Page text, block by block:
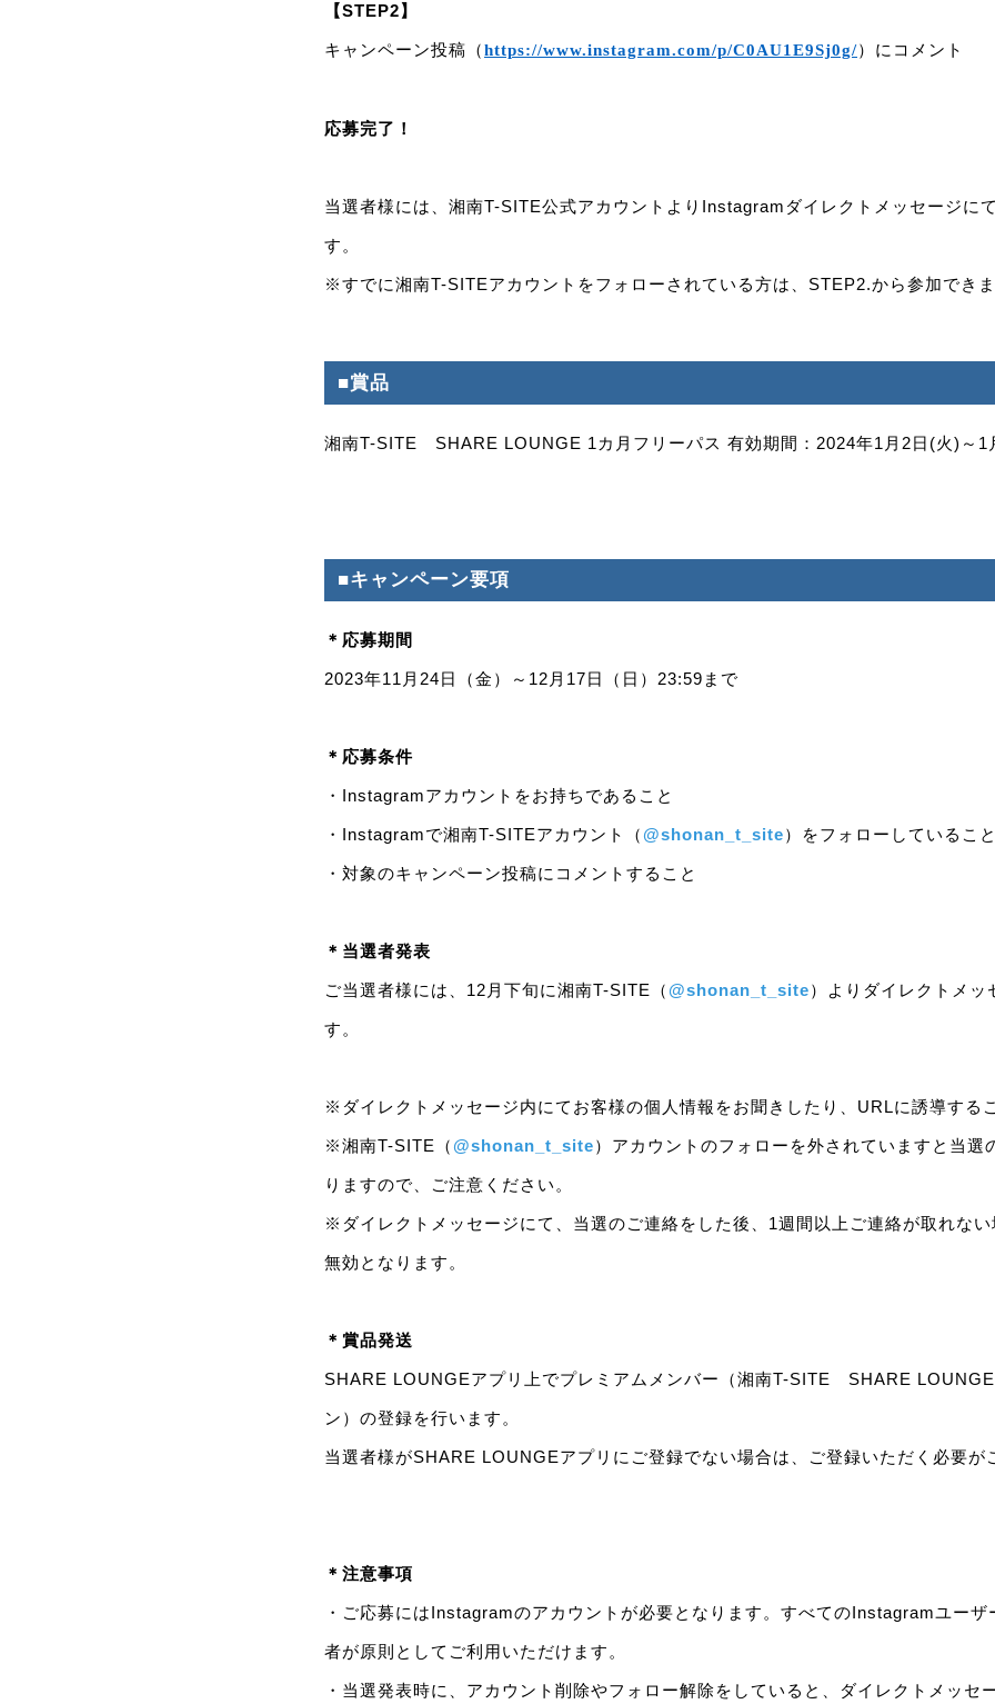
【STEP2】
キャンペーン投稿（https://www.instagram.com/p/C0AU1E9Sj0g/）にコメント
応募完了！
当選者様には、湘南T-SITE公式アカウントよりInstagramダイレクトメッセージに
す。
※すでに湘南T-SITEアカウントをフォローされている方は、STEP2.から参加でき
■賞品
湘南T-SITE SHARE LOUNGE 1カ月フリーパス 有効期間：2024年1月2日(火)～1
■キャンペーン要項
＊応募期間
2023年11月24日（金）～12月17日（日）23:59まで
＊応募条件
・Instagramアカウントをお持ちであること
・Instagramで湘南T-SITEアカウント（ @shonan_t_site）をフォローしていること
・対象のキャンペーン投稿にコメントすること
＊当選者発表
ご当選者様には、12月下旬に湘南T-SITE（ @shonan_t_site）よりダイレクトメッ
す。
※ダイレクトメッセージ内にてお客様の個人情報をお聞きしたり、URLに誘導する
※湘南T-SITE（ @shonan_t_site）アカウントのフォローを外されていますと当選
りますので、ご注意ください。
※ダイレクトメッセージにて、当選のご連絡をした後、1週間以上ご連絡が取れな
無効となります。
＊賞品発送
SHARE LOUNGEアプリ上でプレミアムメンバー（湘南T-SITE SHARE LOUNGE
ン）の登録を行います。
当選者様がSHARE LOUNGEアプリにご登録でない場合は、ご登録いただく必要が
＊注意事項
・ご応募にはInstagramのアカウントが必要となります。すべてのInstagramユーザ
者が原則としてご利用いただけます。
・当選発表時に、アカウント削除やフォロー解除をしていると、ダイレクトメッセ